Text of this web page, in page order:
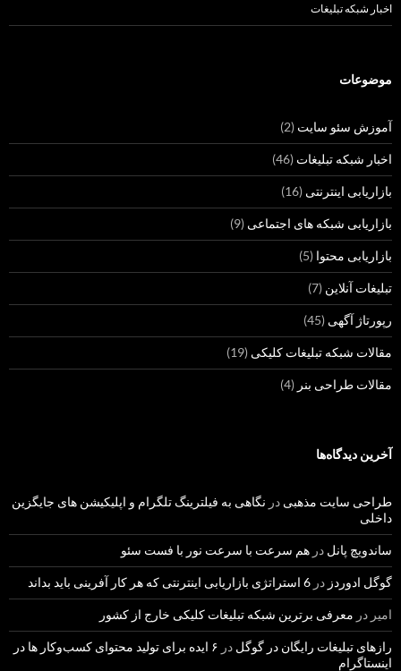
اخبار شبکه تبلیغات
موضوعات
آموزش سئو سایت (2)
اخبار شبکه تبلیغات (46)
بازاریابی اینترنتی (16)
بازاریابی شبکه های اجتماعی (9)
بازاریابی محتوا (5)
تبلیغات آنلاین (7)
رپورتاژ آگهی (45)
مقالات شبکه تبلیغات کلیکی (19)
مقالات طراحی بنر (4)
آخرین دیدگاه‌ها
طراحی سایت مذهبی در نگاهی به فیلترینگ تلگرام و اپلیکیشن های جایگزین
داخلی
ساندویچ پانل در هم سرعت با سرعت نور با فست سئو
گوگل ادوردز در 6 استراتژی بازاریابی اینترنتی که هر کار آفرینی باید بداند
امیر در معرفی برترین شبکه تبلیغات کلیکی خارج از کشور
رازهای تبلیغات رایگان در گوگل در
۶ ایده برای تولید محتوای کسب‌و‌کار ها در
اینستاگرام